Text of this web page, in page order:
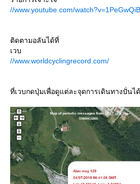
//www.youtube.com/
ติดตามอลันได้ที่
เวบ
//www.worldcyclingrecord.com/
ที่เวบกดปุ่มเพื่อดูแต่ละจุดการเดินทางปั่นได้